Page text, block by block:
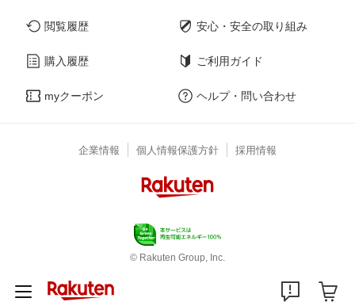
閲覧履歴
購入履歴
myクーポン
安心・安全の取り組み
ご利用ガイド
ヘルプ・問い合わせ
企業情報 個人情報保護方針 採用情報
© Rakuten Group, Inc.